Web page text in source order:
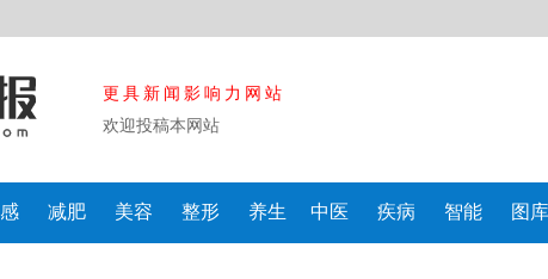
更具新闻影响力网站
欢迎投稿本网站
减肥 美容 整形 养生 中医 疾病 智能 图库